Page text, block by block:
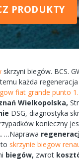
PRODUKTY
skrzyni biegów. BCS.
temu każda regeneracja
fiat grande punto
Wielkopolska,
DSG, diagnostyka
konieczny
…Naprawa
skrzynie biegow
biegów, zwrot